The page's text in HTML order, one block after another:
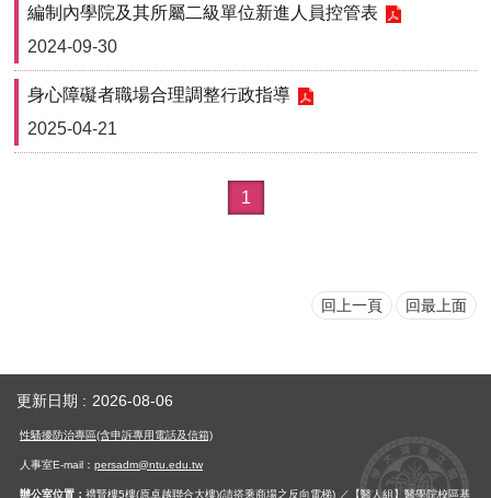
首
頁
myNTU
English
編制內學院及其所屬二級單位新進人員控管表
2024-09-30
身心障礙者職場合理調整行政指導
2025-04-21
1
回上一頁 回最上面
更新日期 2026-08-06
性騷擾防治專區(含申訴專用電話及信箱)
人事室E-mail： persadm@ntu.edu.tw
辦公室位置： 禮賢樓5樓(原卓越聯合大樓)(請搭乘商場之反向電梯) ／【醫人組】醫學院校區基